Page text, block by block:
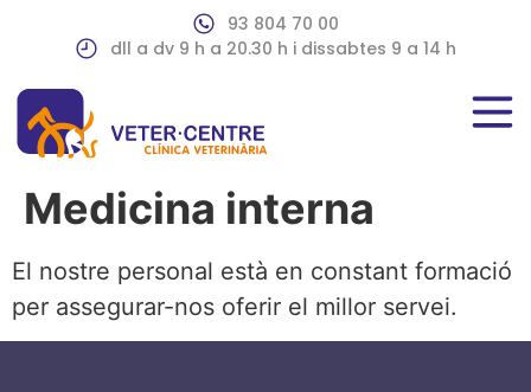
93 804 70 00
dll a dv 9 h a 20.30 h i dissabtes 9 a 14 h
Medicina interna
El nostre personal està en constant formació
per assegurar-nos oferir el millor servei.